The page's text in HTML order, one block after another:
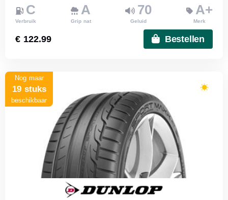
C
Verbruik
A
Grip nat
70
Geluid
A+
Merk
€ 122.99 Bestellen
Nog maar
19 stuks
beschikbaar